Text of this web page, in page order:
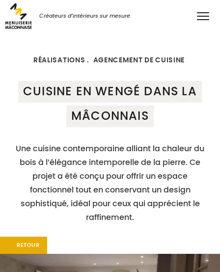
Créateurs d’intérieurs sur mesure
RETOUR
RÉALISATIONS AGENCEMENT DE CUISINE
CUISINE EN WENGÉ DANS LA
MÂCONNAIS
Une cuisine contemporaine alliant la chaleur du
bois à l’élégance intemporelle de la pierre. Ce
projet a été conçu pour offrir un espace
fonctionnel tout en conservant un design
sophistiqué, idéal pour ceux qui apprécient le
raffinement.